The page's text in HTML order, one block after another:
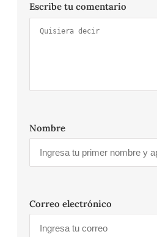
Escribe tu comentario
Nombre
Correo electrónico